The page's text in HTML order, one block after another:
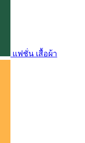
แฟชั่น เสื้อผ้า